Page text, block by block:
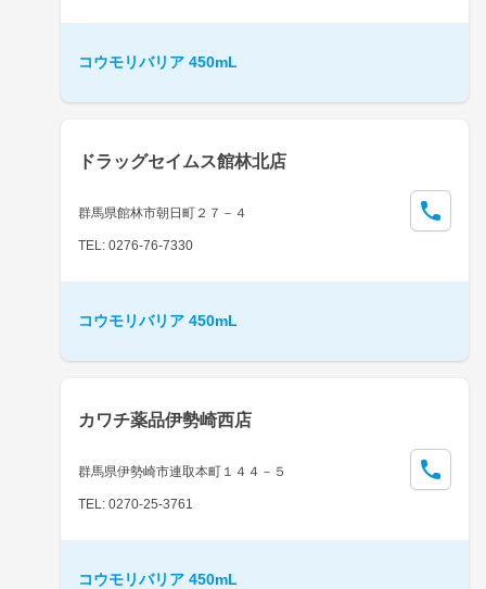
コウモリバリア 450mL
ドラッグセイムス館林北店
群馬県館林市朝日町２７－４
TEL: 0276-76-7330
コウモリバリア 450mL
カワチ薬品伊勢崎西店
群馬県伊勢崎市連取本町１４４－５
TEL: 0270-25-3761
コウモリバリア 450mL